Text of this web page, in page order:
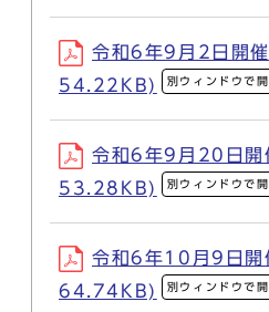
令和6年9月2日開
54.22KB)
別ウィンドウで開
令和6年9月20日開
53.28KB)
別ウィンドウで開
令和6年10月9日開
64.74KB)
別ウィンドウで開